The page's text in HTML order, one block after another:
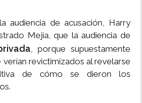
audiencia de acusación, Harry
Mejía, que la audiencia de
, porque supuestamente
revictimizados al revelarse
de cómo se dieron los